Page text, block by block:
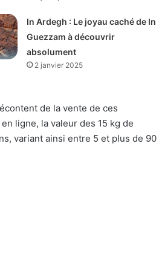
In Ardegh : Le joyau caché de In
Guezzam à découvrir
absolument
2 janvier 2025
de la vente de ces
ligne, la valeur des 15 kg de
variant ainsi entre 5 et plus de 90